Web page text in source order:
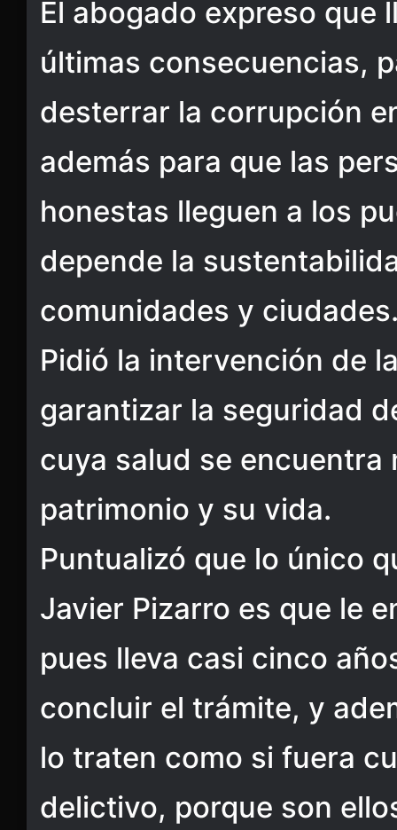
El abogado expreso que
últimas consecuencias,
desterrar la corrupción
además para que las
honestas lleguen a los
depende la
comunidades y
Pidió la intervención de
garantizar la seguridad
cuya salud se encuentra
patrimonio y su vida.
Puntualizó que lo único
Javier Pizarro es que le
pues lleva casi cinco
concluir el trámite, y
lo traten como si fuera
delictivo, porque son